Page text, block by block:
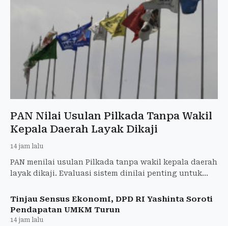
PAN Nilai Usulan Pilkada Tanpa Wakil
Kepala Daerah Layak Dikaji
14 jam lalu
PAN menilai usulan Pilkada tanpa wakil kepala daerah
layak dikaji. Evaluasi sistem dinilai penting untuk
Tinjau Sensus EkonomI, DPD RI Yashinta Soroti
Pendapatan UMKM Turun
14 jam lalu